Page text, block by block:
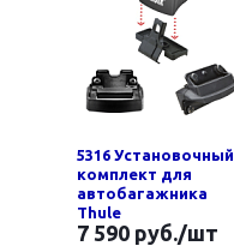
5316 Установочный
комплект для
автобагажника
Thule
7 590 руб./шт